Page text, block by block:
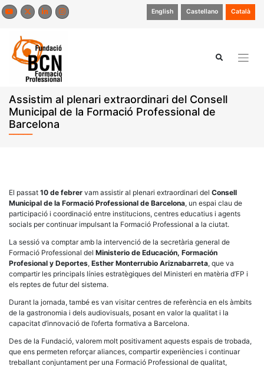
Skip
to
English Castellano Català
Assistim al plenari extraordinari del Consell
Municipal de la Formació Professional de
Barcelona
El passat 10 de febrer vam assistir al plenari extraordinari del Consell
Municipal de la Formació Professional de Barcelona, un espai clau de
participació i coordinació entre institucions, centres educatius i agents
socials per continuar impulsant la Formació Professional a la ciutat.
La sessió va comptar amb la intervenció de la secretària general de
Formació Professional del Ministerio de Educación, Formación
Profesional y Deportes, Esther Monterrubio Ariznabarreta, que va
compartir les principals línies estratègiques del Ministeri en matèria d’FP i
els reptes de futur del sistema.
Durant la jornada, també es van visitar centres de referència en els àmbits
de la gastronomia i dels audiovisuals, posant en valor la qualitat i la
capacitat d’innovació de l’oferta formativa a Barcelona.
Des de la Fundació, valorem molt positivament aquests espais de trobada,
que ens permeten reforçar aliances, compartir experiències i continuar
treballant conjuntament per una Formació Professional de qualitat,